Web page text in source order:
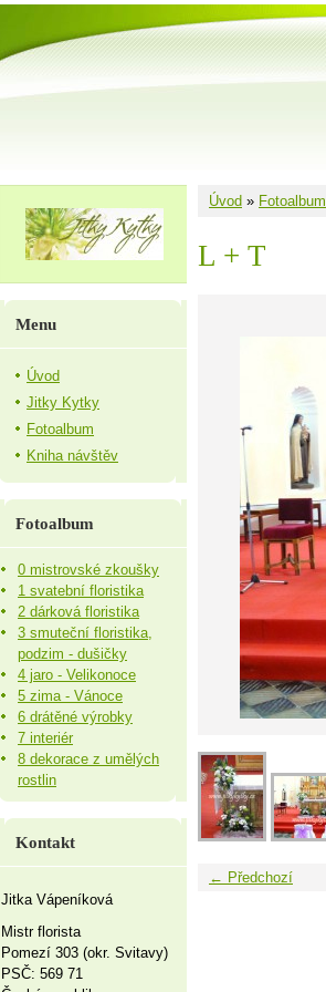
Úvod » Fotoalbum
L + T
← Předchozí
Menu
Úvod
Jitky Kytky
Fotoalbum
Kniha návštěv
Fotoalbum
0 mistrovské zkoušky
1 svatební floristika
2 dárková floristika
3 smuteční floristika,
podzim - dušičky
4 jaro - Velikonoce
5 zima - Vánoce
6 drátěné výrobky
7 interiér
8 dekorace z umělých
rostlin
Kontakt
Jitka Vápeníková
Mistr florista
Pomezí 303 (okr. Svitavy)
PSČ: 569 71